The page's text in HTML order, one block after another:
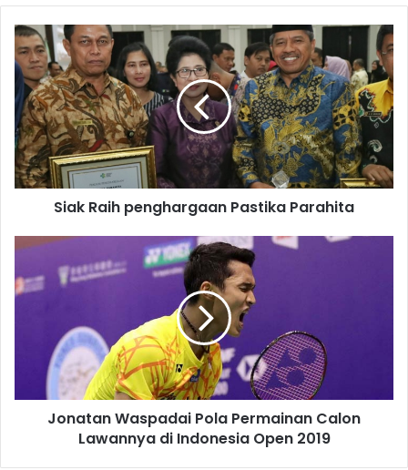
Siak Raih penghargaan Pastika Parahita
Jonatan Waspadai Pola Permainan Calon
Lawannya di Indonesia Open 2019